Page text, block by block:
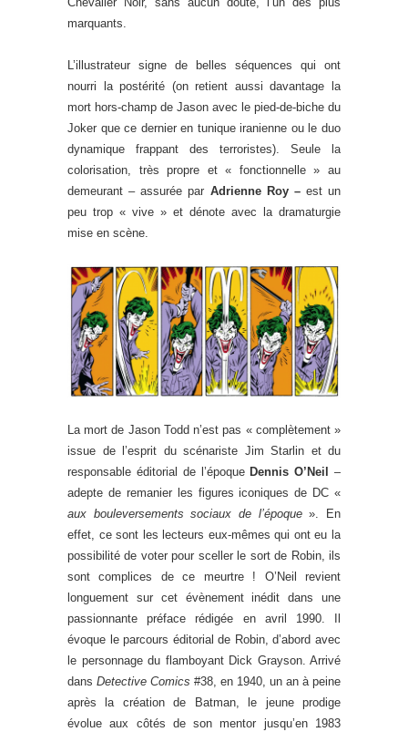
marquants.
L’illustrateur signe de belles séquences qui ont
nourri la postérité (on retient aussi davantage la
mort hors-champ de Jason avec le pied-de-biche du
Joker que ce dernier en tunique iranienne ou le duo
dynamique frappant des terroristes). Seule la
colorisation, très propre et « fonctionnelle » au
demeurant – assurée par Adrienne Roy –est un
peu trop « vive » et dénote avec la dramaturgie
mise en scène.
La mort de Jason Todd n’est pas « complètement »
issue de l’esprit du scénariste Jim Starlin et du
responsable éditorial de l’époque Dennis O’Neil
–
adepte de remanier les figures iconiques de DC «
aux bouleversements sociaux de l’époque». En
effet, ce sont les lecteurs eux-mêmes qui ont eu la
possibilité de voter pour sceller le sort de Robin, ils
sont complices de ce meurtre ! O’Neil revient
longuement sur cet évènement inédit dans une
passionnante préface rédigée en avril 1990. Il
évoque le parcours éditorial de Robin, d’abord avec
le personnage du flamboyant Dick Grayson. Arrivé
dans Detective Comics #38, en 1940, un an à peine
après la création de Batman, le jeune prodige
évolue aux côtés de son mentor jusqu’en 1983